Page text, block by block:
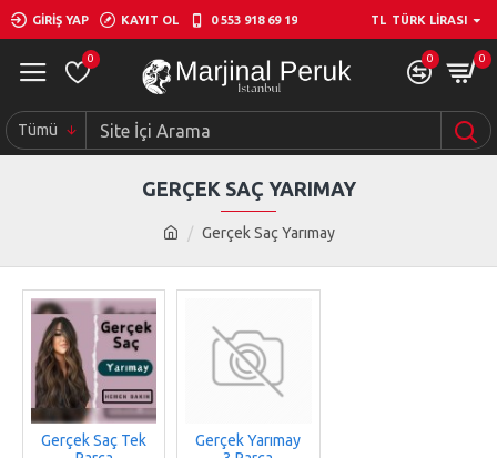
GIRIŞ YAP KAYIT OL 0 553 918 69 19 TL TÜRK LIRASI
0 0 0
Tümü
Gerçek Saç Yarımay
GERÇEK SAÇ YARIMAY
Gerçek Saç Tek
Gerçek Yarımay